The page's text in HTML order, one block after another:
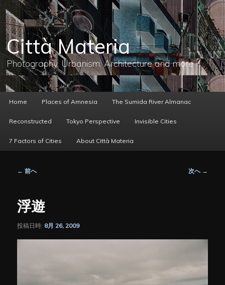
メ
イ
ン
コ
ン
テ
ン
へ
移
動
Città Materia
Photography, Urbanism, Architecture and more
ー
Home Places of Amnesia The Sumida River Almanac
Reconstructed Tokyo Perspective Invisible Cities
7 Factors of Cities About Città Materia
ビ
ゲ
シ
← 前へ 次へ →
浮遊
投稿日時: 8月 26, 2009